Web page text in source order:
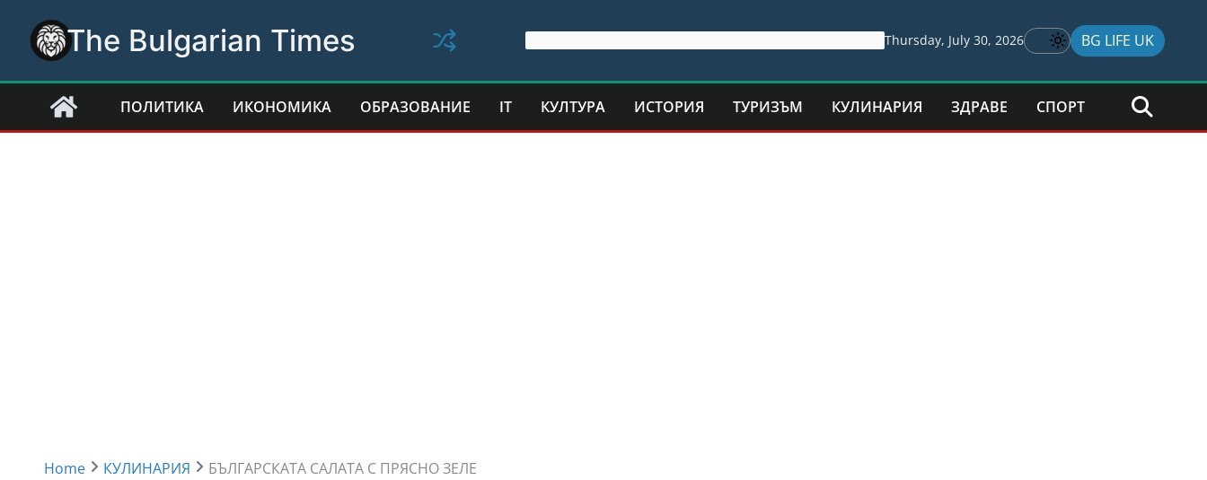
content
The Bulgarian Times Thursday, July 30, 2026 BG LIFE UK
ПОЛИТИКА ИКОНОМИКА ОБРАЗОВАНИЕ IT КУЛТУРА ИСТОРИЯ ТУРИЗЪМ КУЛИНАРИЯ ЗДРАВЕ СПОРТ
Home КУЛИНАРИЯ БЪЛГАРСКАТА САЛАТА С ПРЯСНО ЗЕЛЕ